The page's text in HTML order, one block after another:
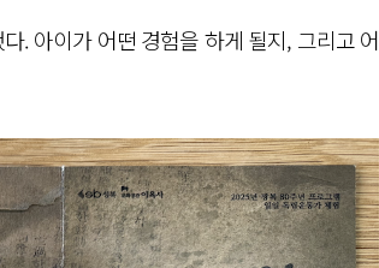
. 아이가 어떤 경험을 하게 될지, 그리고 어